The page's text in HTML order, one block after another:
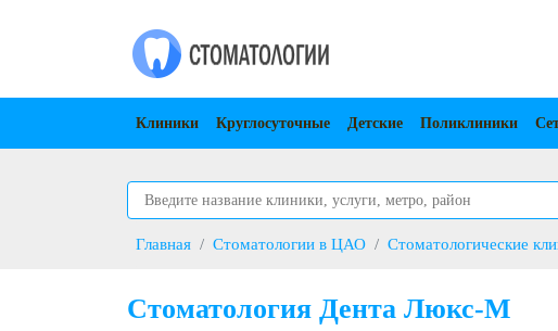
Клиники Круглосуточные Детские Поликлиники
Главная Стоматологии в ЦАО Стоматологические
Стоматология Дента Люкс-М